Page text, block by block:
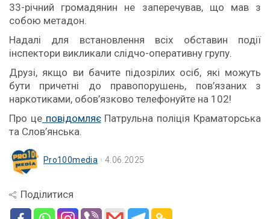
33-річний громадянин не заперечував, що мав з
собою метадон.
Надалі для встановлення всіх обставин події
інспектори викликали слідчо-оперативну групу.
Друзі, якщо ви бачите підозрілих осіб, які можуть
бути причетні до правопорушень, пов’язаних з
наркотиками, обов’язково телефонуйте на 102!
Про цеповідомляєПатрульна поліція Краматорська
та Слов’янська.
Pro100media 4.06.2025
Поділитися